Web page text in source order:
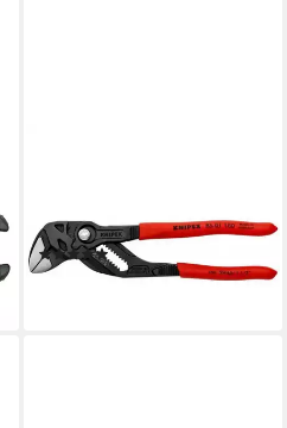
(Länge 180m
(1)
ab 47,94 €